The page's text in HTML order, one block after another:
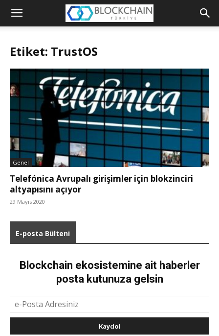
Blockchain
Etiket: TrustOS
Genel
Telefónica Avrupalı girişimler için blokzinciri
altyapısını açıyor
29 Mayıs 2020
E-posta Bülteni
Blockchain ekosistemine ait haberler
posta kutunuza gelsin